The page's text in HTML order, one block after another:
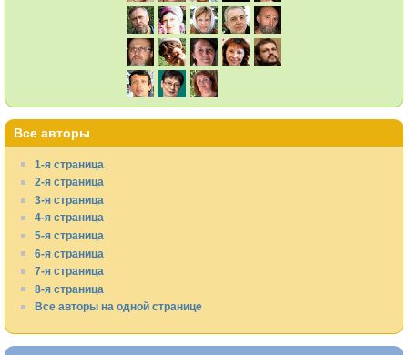
Все авторы
1-я страница
2-я страница
3-я страница
4-я страница
5-я страница
6-я страница
7-я страница
8-я страница
Все авторы на одной странице